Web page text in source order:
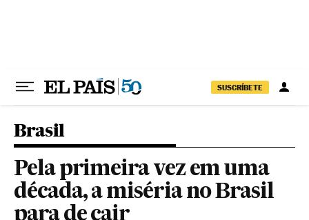
SUSCRÍBETE
Brasil
Pela primeira vez em uma
década, a miséria no Brasil
para de cair